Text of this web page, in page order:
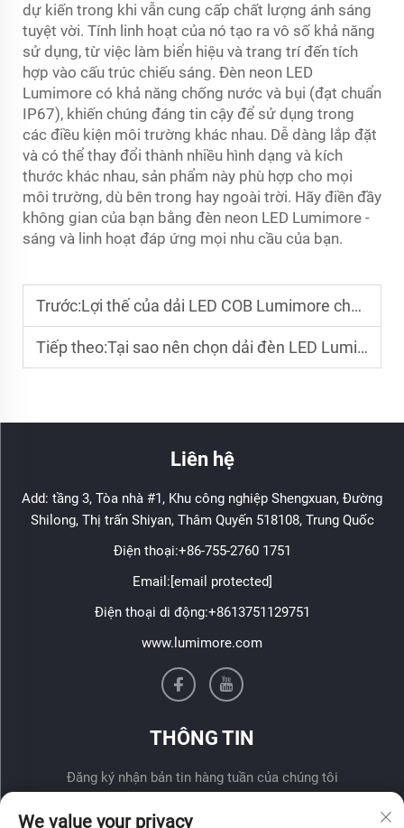
dự kiến trong khi vẫn cung cấp chất lượng ánh sáng
tuyệt vời. Tính linh hoạt của nó tạo ra vô số khả năng
sử dụng, từ việc làm biển hiệu và trang trí đến tích
hợp vào cấu trúc chiếu sáng. Đèn neon LED
Lumimore có khả năng chống nước và bụi (đạt chuẩn
IP67), khiến chúng đáng tin cậy để sử dụng trong
các điều kiện môi trường khác nhau. Dễ dàng lắp đặt
và có thể thay đổi thành nhiều hình dạng và kích
thước khác nhau, sản phẩm này phù hợp cho mọi
môi trường, dù bên trong hay ngoài trời. Hãy điền đầy
không gian của bạn bằng đèn neon LED Lumimore -
sáng và linh hoạt đáp ứng mọi nhu cầu của bạn.
Trước:Lợi thế của dải LED COB Lumimore cho chiếu sáng hiệu quả
Tiếp theo:Tại sao nên chọn dải đèn LED Lumimore cho dự án chiếu sáng của bạn
Liên hệ
Add: tầng 3, Tòa nhà #1, Khu công nghiệp Shengxuan, Đường
Shilong, Thị trấn Shiyan, Thâm Quyến 518108, Trung Quốc
Điện thoại:+86-755-2760 1751
Email:[email protected]
Điện thoại di động:+8613751129751
www.lumimore.com
THÔNG TIN
Đăng ký nhận bản tin hàng tuần của chúng tôi
We value your privacy